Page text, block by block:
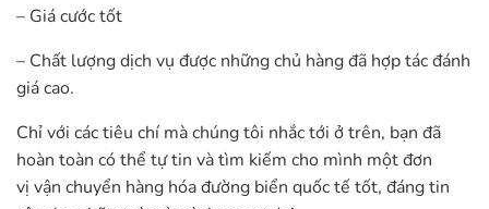
– Giá cước tốt
– Chất lượng dịch vụ được những chủ hàng đã hợp tác đánh
giá cao.
Chỉ với các tiêu chí mà chúng tôi nhắc tới ở trên, bạn đã
hoàn toàn có thể tự tin và tìm kiếm cho mình một đơn
vị vận chuyển hàng hóa đường biển quốc tế tốt, đáng tin